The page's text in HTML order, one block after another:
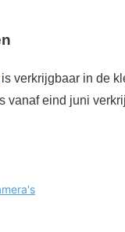
is verkrijgbaar in de
vanaf eind juni